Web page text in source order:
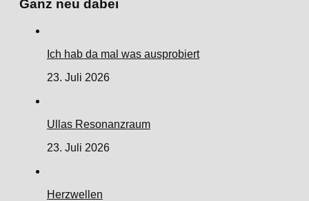
Ganz neu dabei
Ich hab da mal was ausprobiert
23. Juli 2026
Ullas Resonanzraum
23. Juli 2026
Herzwellen